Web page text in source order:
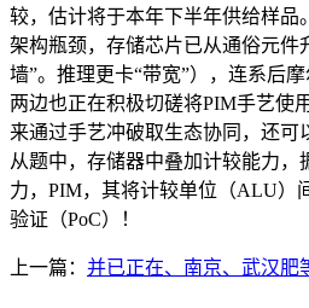
较，估计将于本年下半年供给样
架构瓶颈，存储芯片已从通俗元件
墙”。推理更卡“带宽”），连系后
两边也正在积极切磋将PIM手艺使
来通过手艺冲破取生态协同，还可
从题中，存储器中叠加计较能力，
力，PIM，其将计较单位（ALU）
验证（PoC）！
上一篇： 并已正在、南京、武汉肥